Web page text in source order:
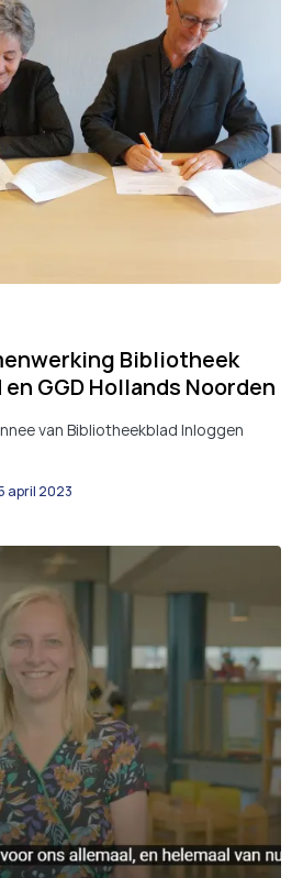
Bibliotheek
GGD Hollands Noorden
van Bibliotheekblad Inloggen
april 2023